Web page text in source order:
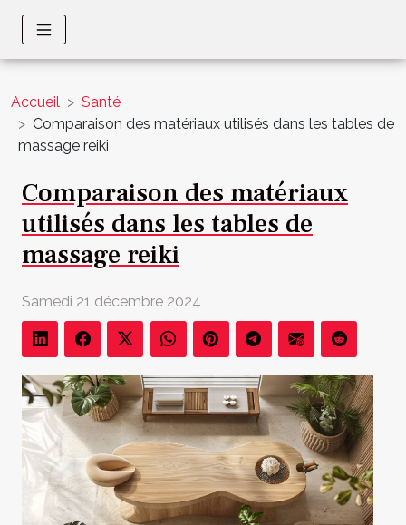
Accueil
Santé
Comparaison des matériaux utilisés dans les tables de
massage reiki
Comparaison des matériaux
utilisés dans les tables de
massage reiki
Samedi 21 décembre 2024